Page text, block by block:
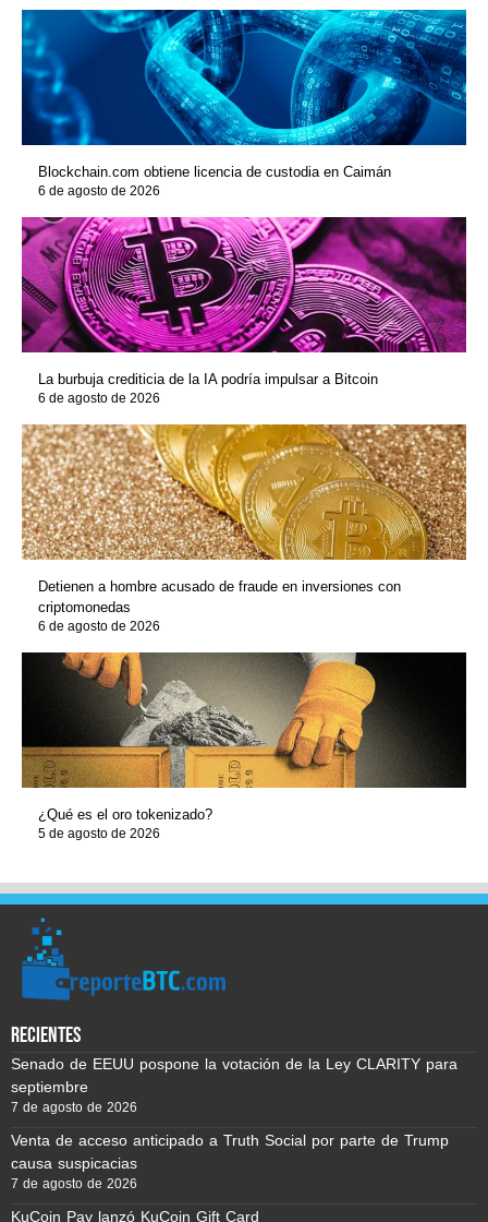
Blockchain.com obtiene licencia de custodia en Caimán
6 de agosto de 2026
La burbuja crediticia de la IA podría impulsar a Bitcoin
6 de agosto de 2026
Detienen a hombre acusado de fraude en inversiones con
criptomonedas
6 de agosto de 2026
¿Qué es el oro tokenizado?
5 de agosto de 2026
recientes
Senado de EEUU pospone la votación de la Ley CLARITY para
septiembre
7 de agosto de 2026
Venta de acceso anticipado a Truth Social por parte de Trump
causa suspicacias
7 de agosto de 2026